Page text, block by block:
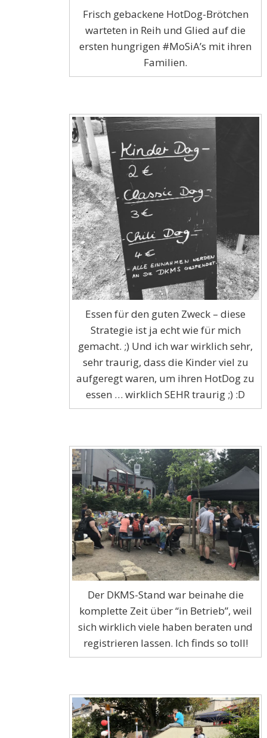
Frisch gebackene HotDog-Brötchen
warteten in Reih und Glied auf die
ersten hungrigen #MoSiA’s mit ihren
Familien.
Essen für den guten Zweck – diese
Strategie ist ja echt wie für mich
gemacht. ;) Und ich war wirklich sehr,
sehr traurig, dass die Kinder viel zu
aufgeregt waren, um ihren HotDog zu
essen … wirklich SEHR traurig ;) :D
Der DKMS-Stand war beinahe die
komplette Zeit über “in Betrieb”, weil
sich wirklich viele haben beraten und
registrieren lassen. Ich finds so toll!